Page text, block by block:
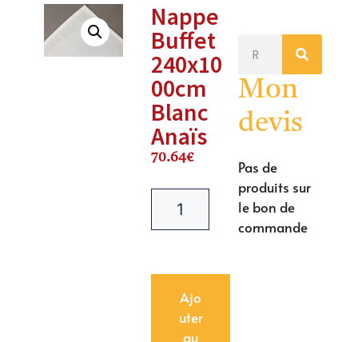
Nappe
Buffet
240x10
00cm
Blanc
Anaïs
70.64€
Ajo
uter
au
Mon
devis
Pas de
produits sur
le bon de
commande